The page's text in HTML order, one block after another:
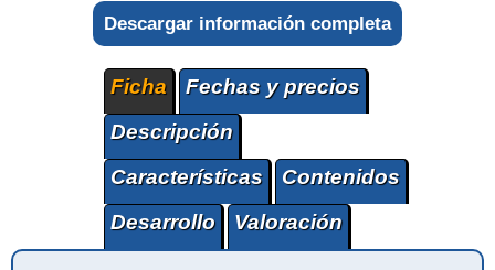
Descargar información completa
Ficha
Fechas y precios
Descripción
Características
Contenidos
Desarrollo
Valoración